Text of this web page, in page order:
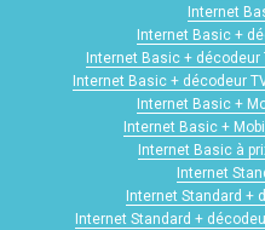
Internet
Internet Basic +
Internet Basic + décodeur
Internet Basic + décodeur
Internet Basic +
Internet Basic +
Internet Basic à
Internet
Internet Standard +
Internet Standard +